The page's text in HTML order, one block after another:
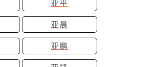
亚平
亚晨
亚鹏